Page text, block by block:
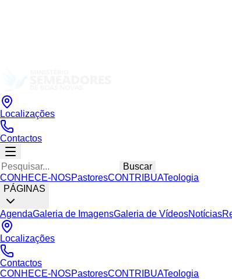
Localizações
Contactos
Buscar
CONHECE-NOSPastoresCONTRIBUATeologia
PÁGINAS
AgendaGaleria de ImagensGaleria de VídeosNotícias
Localizações
Contactos
CONHECE-NOSPastoresCONTRIBUATeologia